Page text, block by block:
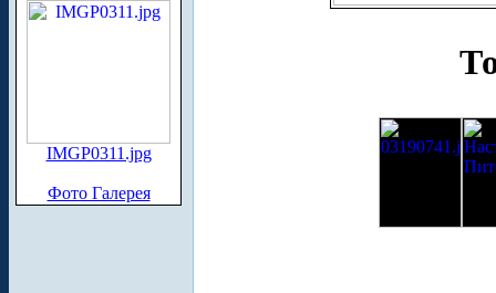
IMGP0311.jpg
Фото Галерея